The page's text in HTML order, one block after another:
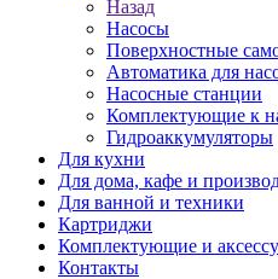
Назад
Насосы
Поверхностные
Автоматика для
Насосные станции
Комплектующие к
Гидроаккумуляторы
Для кухни
Для дома, кафе и
Для ванной и техники
Картриджи
Комплектующие и
Контакты